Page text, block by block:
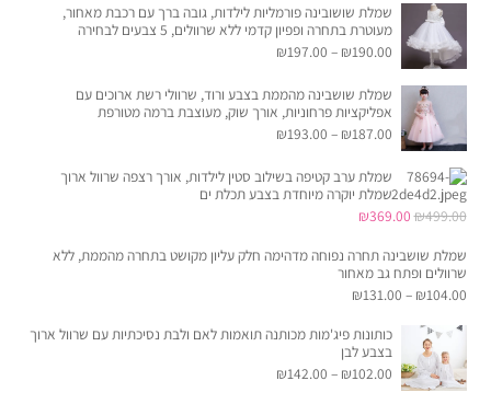
היה:
₪230.00.
הוא:
₪150.00.
שמלת שושובינה פורמליות לילדות, גובה ברך עם רכבת מאחור,
מעוטרת בתחרה ופפיון קדמי ללא שרוולים, 5 צבעים לבחירה
₪190.00
–
₪197.00
שמלת שושבינה מהממת בצבע ורוד, שרוולי רשת ארוכים עם
אפליקציות פרחוניות, אורך שוק, מעוצבת ברמה מטורפת
₪187.00
–
₪193.00
שמלת ערב קטיפה בשילוב סטין לילדות, אורך רצפה שרוול ארוך
שמלת יוקרה מיוחדת בצבע תכלת ים
₪499.00
המחיר
היה:
₪499.00.
₪369.00
הוא:
₪369.00.
שמלת שושבינה תחרה נפוחה מדהימה חלק עליון מקושט בתחרה מהממת, ללא
שרוולים ופתח גב מאחור
₪104.00
–
₪131.00
כותונות פיג'מות מכותנה תואמות לאם ולבת נסיכתיות עם שרוול ארוך
בצבע לבן
₪102.00
–
₪142.00